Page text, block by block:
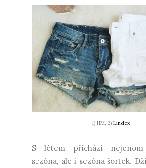
1) HM, 2) Lindex
S létem přichází nejenom
sezóna, ale i sezóna šortek.